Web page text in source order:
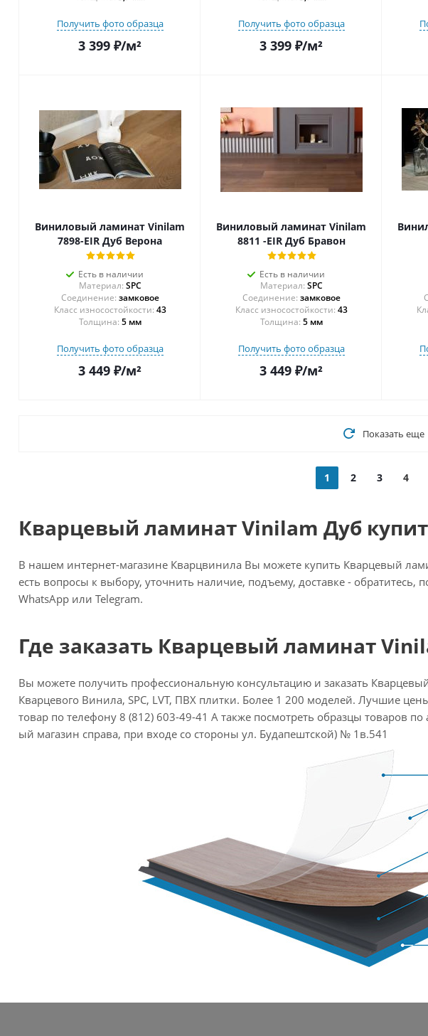
Получить фото образца
3 399 ₽/м²
Получить фото образца
3 399 ₽/м²
Виниловый ламинат Vinilam
7898-EIR Дуб Верона
Есть в наличии
Материал: SPC
Соединение: замковое
43
Толщина: 5 мм
Получить фото образца
3 449 ₽/м²
Виниловый ламинат Vinilam
8811 -EIR Дуб Бравон
Есть в наличии
Материал: SPC
Соединение: замковое
43
Толщина: 5 мм
Получить фото образца
3 449 ₽/м²
Показать еще
1 2 3 4
Кварцевый ламинат Vinilam Дуб
В нашем интернет-магазине Кварцвинила Вы можете купить Кварцевый
есть вопросы к выбору, уточнить наличие, подъему, доставке -
WhatsApp или Telegram.
Где заказать Кварцевый ламинат
Вы можете получить профессиональную консультацию и заказать
Кварцевого Винила, SPC, LVT, ПВХ плитки. Более 1 200 моделей. Лучшие
товар по телефону 8 (812) 603-49-41 А также посмотреть образцы товаров
ый магазин справа, при входе со стороны ул. Будапештской) № 1в.541